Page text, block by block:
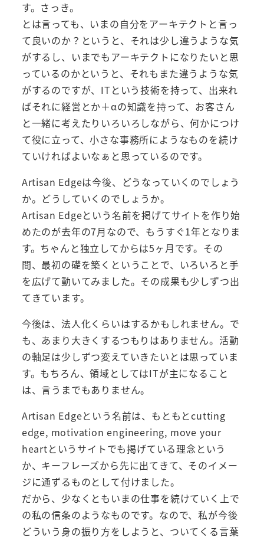
す。さっき。
とは言っても、いまの自分をアーキテクトと言っ
て良いのか？というと、それは少し違うような気
がするし、いまでもアーキテクトになりたいと思
っているのかというと、それもまた違うような気
がするのですが、ITという技術を持って、出来れ
ばそれに経営とか＋αの知識を持って、お客さん
と一緒に考えたりいろいろしながら、何かにつけ
て役に立って、小さな事務所にようなものを続け
ていければよいなぁと思っているのです。
Artisan Edgeは今後、どうなっていくのでしょう
か。どうしていくのでしょうか。
Artisan Edgeという名前を掲げてサイトを作り始
めたのが去年の7月なので、もうすぐ1年となりま
す。ちゃんと独立してからは5ヶ月です。その
間、最初の礎を築くということで、いろいろと手
を広げて動いてみました。その成果も少しずつ出
てきています。
今後は、法人化くらいはするかもしれません。で
も、あまり大きくするつもりはありません。活動
の軸足は少しずつ変えていきたいとは思っていま
す。もちろん、領域としてはITが主になること
は、言うまでもありません。
Artisan Edgeという名前は、もともとcutting
edge, motivation engineering, move your
heartというサイトでも掲げている理念という
か、キーフレーズから先に出てきて、そのイメー
ジに通ずるものとして付けました。
だから、少なくともいまの仕事を続けていく上で
の私の信条のようなものです。なので、私が今後
どういう身の振り方をしようと、ついてくる言葉